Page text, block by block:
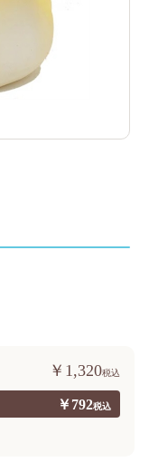
￥792
￥1,320